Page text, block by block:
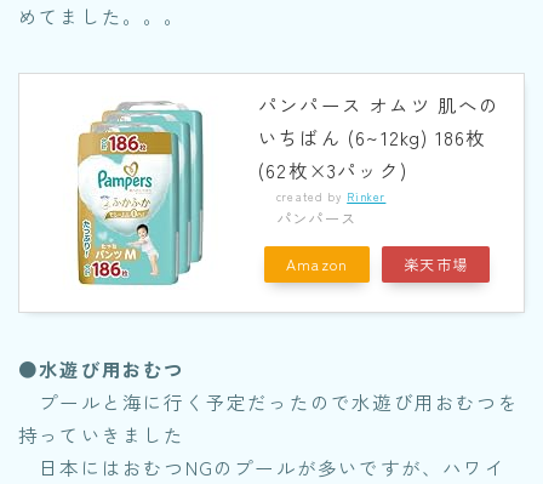
めてました。。。
パンパース オムツ 肌への
いちばん (6~12kg) 186枚
(62枚×3パック)
created by Rinker
パンパース
Amazon 楽天市場
●水遊び用おむつ
プールと海に行く予定だったので水遊び用おむつを
持っていきました
日本にはおむつNGのプールが多いですが、ハワイ